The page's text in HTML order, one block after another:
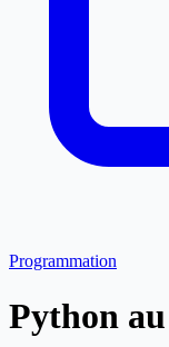
Programmation
Python